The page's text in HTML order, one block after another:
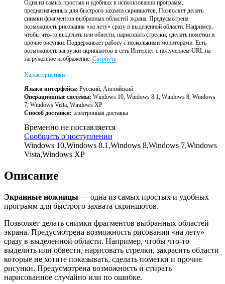
Одна из самых простых и удобных в использовании программ,
предназначенных для быстрого захвата скриншотов. Позволяет делать
снимки фрагментов выбранных областей экрана. Предусмотрена
возможность рисования «на лету» сразу в выделенной области. Например,
чтобы что-то выделить или обвести, нарисовать стрелки, сделать пометки и
прочие рисунки. Поддерживает работу с несколькими мониторами. Есть
возможность загрузки скриншотов в сеть Интернет с получением URL на
загруженное изображение. Свернуть
Характеристики
Языки интерфейса: Русский, Английский
Операционные системы: Windows 10, Windows 8.1, Windows 8, Windows
7, Windows Vista, Windows XP
Способ доставки: электронная доставка
Временно не поставляется
Сообщить о поступлении
Windows 10,Windows 8.1,Windows 8,Windows 7,Windows
Vista,Windows XP
Описание
Экранные ножницы — одна из самых простых и удобных
программ для быстрого захвата скриншотов.
Позволяет делать снимки фрагментов выбранных областей
экрана. Предусмотрена возможность рисования «на лету»
сразу в выделенной области. Например, чтобы что-то
выделить или обвести, нарисовать стрелки, закрасить области
которые не хотите показывать, сделать пометки и прочие
рисунки. Предусмотрена возможность и стирать
нарисованное случайно или по ошибке.